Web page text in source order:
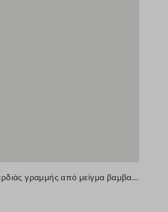
Μπλε τζιν παντελόνι φαρδιάς γραμμής από μείγμα βαμβακιού